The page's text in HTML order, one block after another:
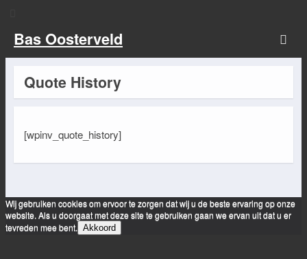
Bas Oosterveld
Quote History
[wpinv_quote_history]
Wij gebruiken cookies om ervoor te zorgen dat wij u de beste ervaring op onze
website. Als u doorgaat met deze site te gebruiken gaan we ervan uit dat u er
tevreden mee bent. Akkoord